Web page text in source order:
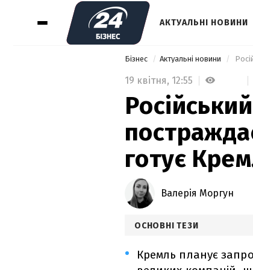
АКТУАЛЬНІ НОВИНИ
Бізнес Актуальні новини
19 квітня, 12:55
готує
Валерія Моргун
ОСНОВНІ ТЕЗИ
Кремль планує